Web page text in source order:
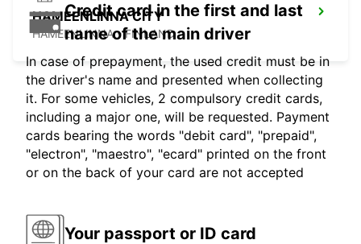
HAMEENLINNA CITY
HÄMEENLINNA - FINLAND
Credit card in the first and last
name of the main driver
In case of prepayment, the used credit must be in
the driver's name and presented when collecting
it. For some vehicles, 2 compulsory credit cards,
including a major one, will be requested. Payment
cards bearing the words "debit card", "prepaid",
"electron", "maestro", "ecard" printed on the front
or on the back of your card are not accepted
Your passport or ID card